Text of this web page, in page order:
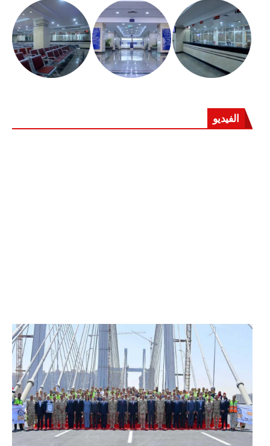
الفيديو
الرئيس عبد الفتاح السيسي يفتتح محور روض الفرج
وكوبري تحيا مصر